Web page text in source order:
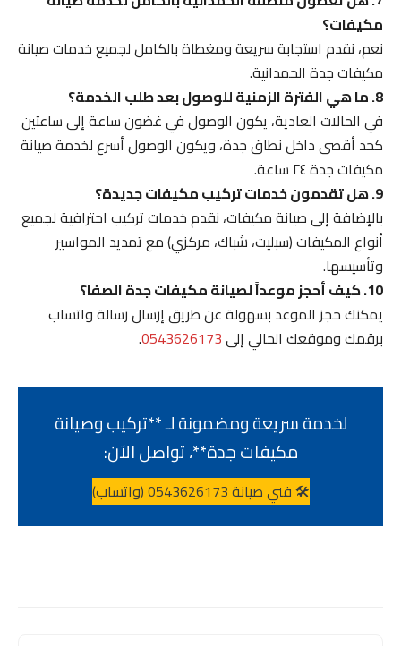
مكيفات؟
نعم، نقدم استجابة سريعة ومغطاة بالكامل لجميع خدمات صيانة
مكيفات جدة الحمدانية.
8. ما هي الفترة الزمنية للوصول بعد طلب الخدمة؟
في الحالات العادية، يكون الوصول في غضون ساعة إلى ساعتين
كحد أقصى داخل نطاق جدة، ويكون الوصول أسرع لخدمة صيانة
مكيفات جدة ٢٤ ساعة.
9. هل تقدمون خدمات تركيب مكيفات جديدة؟
بالإضافة إلى صيانة مكيفات، نقدم خدمات تركيب احترافية لجميع
أنواع المكيفات (سبليت، شباك، مركزي) مع تمديد المواسير
وتأسيسها.
10. كيف أحجز موعداً لصيانة مكيفات جدة الصفا؟
يمكنك حجز الموعد بسهولة عن طريق إرسال رسالة واتساب
برقمك وموقعك الحالي إلى0543626173
.
لخدمة سريعة ومضمونة لـ **تركيب وصيانة
مكيفات جدة**، تواصل الآن:
🛠️ فني صيانة 0543626173 (واتساب)